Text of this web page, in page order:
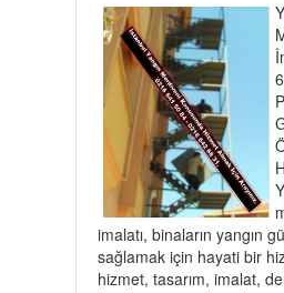
imalatı, binaların yangın
sağlamak için hayati bir
hizmet, tasarım, imalat,